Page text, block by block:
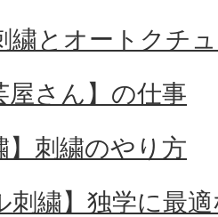
繍とオートクチ
屋さん】の仕事
】刺繍のやり方
刺繍】独学に最